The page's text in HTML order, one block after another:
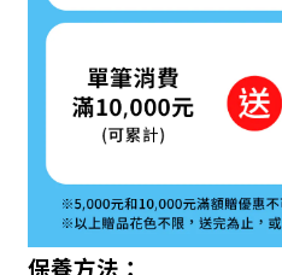
保養方法：